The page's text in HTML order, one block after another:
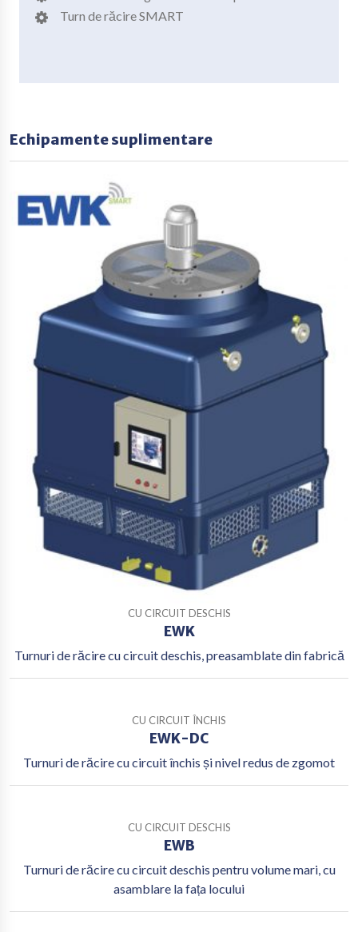
Turn de răcire SMART
Echipamente suplimentare
CU CIRCUIT DESCHIS
EWK
Turnuri de răcire cu circuit deschis, preasamblate din fabrică
CU CIRCUIT ÎNCHIS
EWK-DC
Turnuri de răcire cu circuit închis și nivel redus de zgomot
CU CIRCUIT DESCHIS
EWB
Turnuri de răcire cu circuit deschis pentru volume mari, cu
asamblare la fața locului